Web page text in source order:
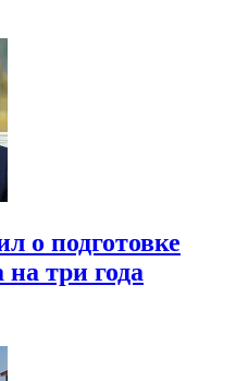
о подготовке
три года